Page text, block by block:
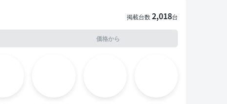
掲載台数2,018台
価格から